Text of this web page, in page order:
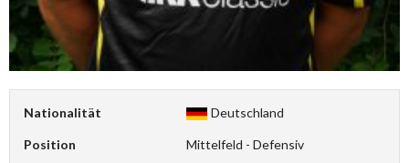
Nationalität Deutschland
Position Mittelfeld - Defensiv